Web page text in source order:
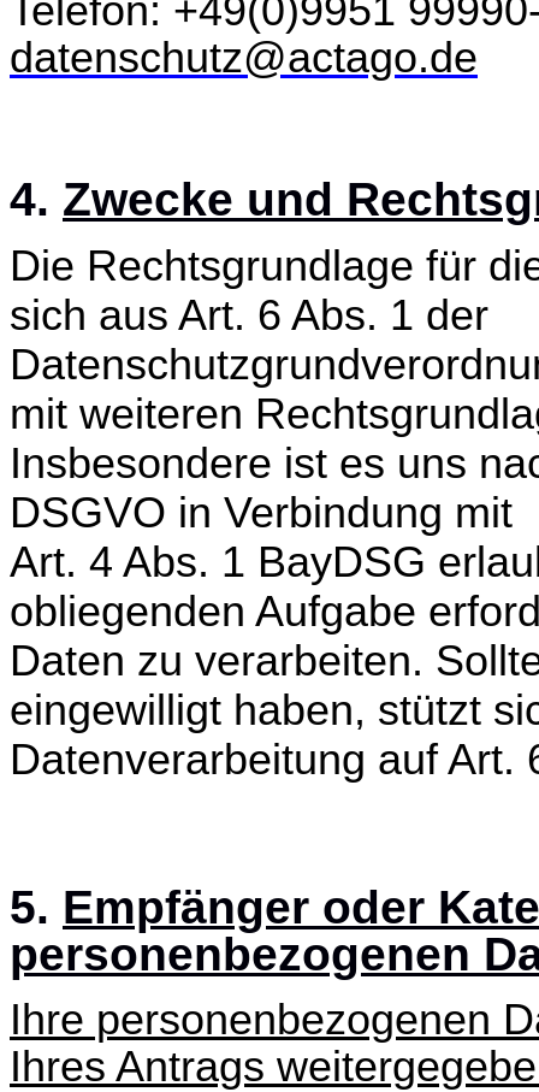
Telefon: +49(0)9951
datenschutz@actago.de
4. Zwecke und
Die Rechtsgrundlage für
sich aus Art. 6 Abs. 1 der
mit weiteren
Insbesondere ist es uns
DSGVO in Verbindung mit
Art. 4 Abs. 1 BayDSG
obliegenden Aufgabe
Daten zu verarbeiten.
eingewilligt haben, stützt
Datenverarbeitung auf Art.
5. Empfänger oder
personenbezogenen
Ihre personenbezogenen
Ihres Antrags